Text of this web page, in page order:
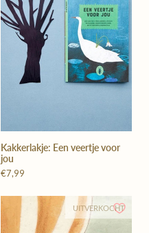
Kakkerlakje: Een veertje voor
jou
€7,99
UITVERKOCHT